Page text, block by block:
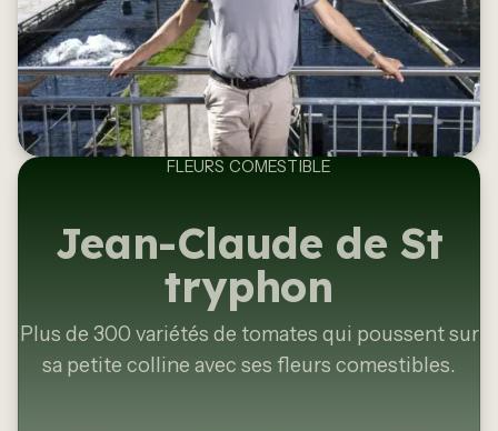
FLEURS COMESTIBLE
Jean-Claude de St
tryphon
Plus de 300 variétés de tomates qui poussent sur
sa petite colline avec ses fleurs comestibles.